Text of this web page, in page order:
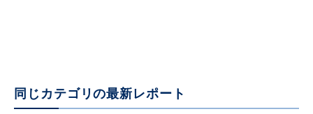
同じカテゴリの最新レポート